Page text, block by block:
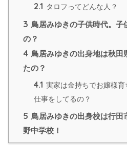
2.1 タロフってどんな人？
3 鳥居みゆきの子供時代。子
の？
4 鳥居みゆきの出身地は秋田
たの？
4.1 実家は金持ちでお嬢様
仕事をしてるの？
5 鳥居みゆきの出身校は行
野中学校！